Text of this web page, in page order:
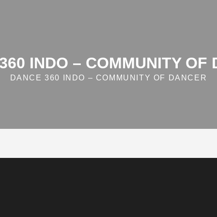
INDO – COMMUNITY OF
DANCE 360 INDO – COMMUNITY OF DANCER